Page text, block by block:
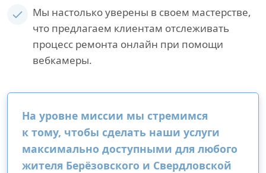
Мы настолько уверены в своем мастерстве,
что предлагаем клиентам отслеживать
процесс ремонта онлайн при помощи
вебкамеры.
На уровне миссии мы стремимся
к тому, чтобы сделать наши услуги
максимально доступными для любого
жителя Берёзовского и Свердловской